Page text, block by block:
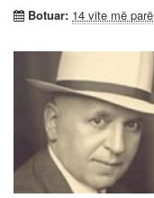
Botuar: 14 vite më parë